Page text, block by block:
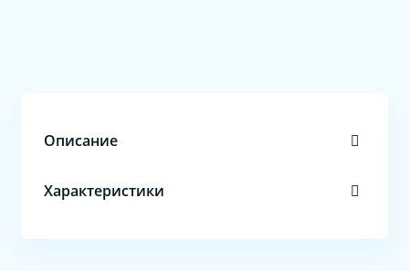
Описание
Характеристики